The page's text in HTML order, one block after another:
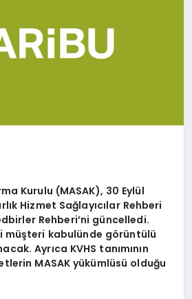
Kurulu (MASAK), 30 Eylül
Hizmet Sağlayıcılar Rehberi
Rehberi’ni güncelledi.
müşteri kabulünde görüntülü
Ayrıca KVHS tanımının
MASAK yükümlüsü olduğu